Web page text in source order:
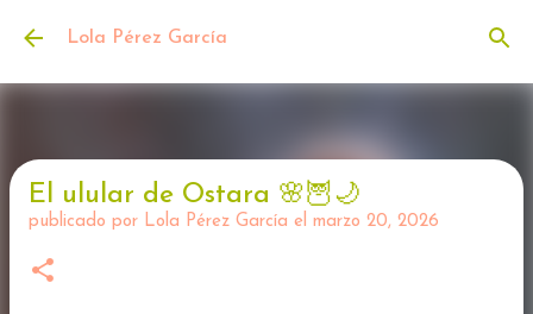
Ir al contenido principal
Lola Pérez García
El ulular de Ostara 🌸🦉🌙
publicado por Lola Pérez García el marzo 20, 2026